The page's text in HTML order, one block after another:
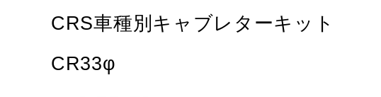
CRS車種別キャブレターキット
CR33φ